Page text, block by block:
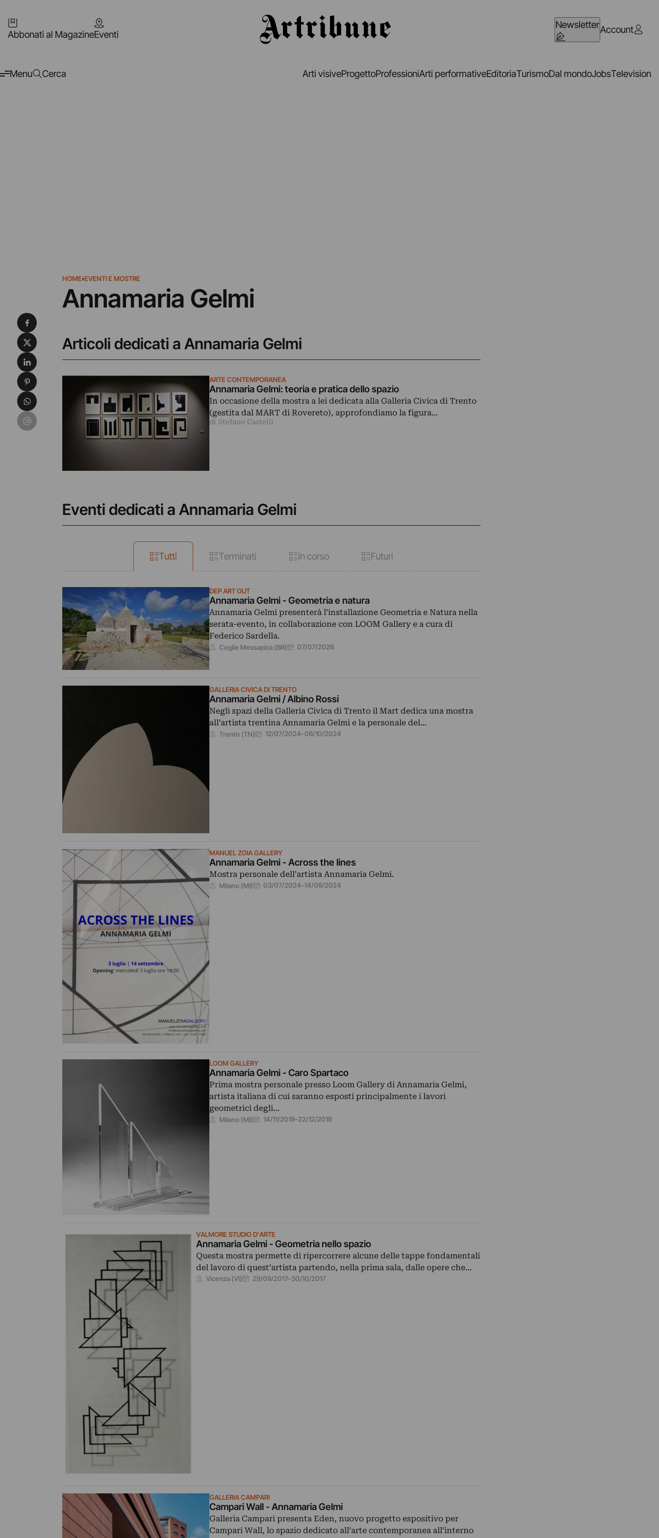
Abbonati al MagazineEventi
NewsletterAccount
Menu Cerca Arti visiveProgettoProfessioniArti performativeEditoriaTurismoDal mondoJobsTelevision
HOME›EVENTI E MOSTRE
Annamaria Gelmi
Articoli dedicati a Annamaria Gelmi
ARTE CONTEMPORANEA
Annamaria Gelmi: teoria e pratica dello spazio
In occasione della mostra a lei dedicata alla Galleria Civica di Trento
(gestita dal MART di Rovereto), approfondiamo la figura…
di Stefano Castelli
Eventi dedicati a Annamaria Gelmi
Tutti Terminati In corso Futuri
DEP ART OUT
Annamaria Gelmi - Geometria e natura
Annamaria Gelmi presenterà l’installazione Geometria e Natura nella
serata-evento, in collaborazione con LOOM Gallery e a cura di
Federico Sardella.
Ceglie Messapica (BR) 07/07/2026
GALLERIA CIVICA DI TRENTO
Annamaria Gelmi / Albino Rossi
Negli spazi della Galleria Civica di Trento il Mart dedica una mostra
all’artista trentina Annamaria Gelmi e la personale del…
Trento (TN) 12/07/2024–06/10/2024
MANUEL ZOIA GALLERY
Annamaria Gelmi - Across the lines
Mostra personale dell’artista Annamaria Gelmi.
Milano (MI) 03/07/2024–14/09/2024
LOOM GALLERY
Annamaria Gelmi - Caro Spartaco
Prima mostra personale presso Loom Gallery di Annamaria Gelmi,
artista italiana di cui saranno esposti principalmente i lavori
geometrici degli…
Milano (MI) 14/11/2019–22/12/2019
VALMORE STUDIO D'ARTE
Annamaria Gelmi - Geometria nello spazio
Questa mostra permette di ripercorrere alcune delle tappe fondamentali
del lavoro di quest’artista partendo, nella prima sala, dalle opere che…
Vicenza (VI) 29/09/2017–30/10/2017
GALLERIA CAMPARI
Campari Wall - Annamaria Gelmi
Galleria Campari presenta Eden, nuovo progetto espositivo per
Campari Wall, lo spazio dedicato all’arte contemporanea all’interno
Condividi su Facebook
Condividi su X
Condividi su LinkedIn
Condividi su Pinterest
Condividi su WhatsApp
Condividi su Email